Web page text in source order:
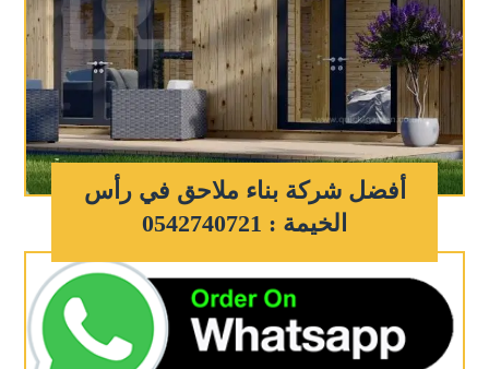
أفضل شركة بناء ملاحق في رأس
الخيمة : 0542740721